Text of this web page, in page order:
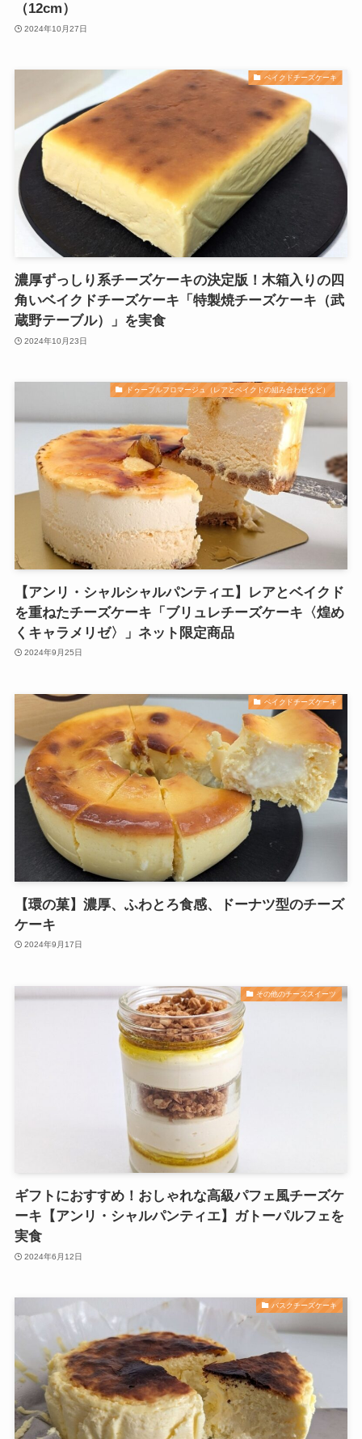
（12cm）
2024年10月27日
ベイクドチーズケーキ
濃厚ずっしり系チーズケーキの決定版！木箱入りの四
角いベイクドチーズケーキ「特製焼チーズケーキ（武
蔵野テーブル）」を実食
2024年10月23日
ドゥーブルフロマージュ（レアとベイクドの組み合わせなど）
【アンリ・シャルシャルパンティエ】レアとベイクド
を重ねたチーズケーキ「ブリュレチーズケーキ〈煌め
くキャラメリゼ〉」ネット限定商品
2024年9月25日
ベイクドチーズケーキ
【環の菓】濃厚、ふわとろ食感、ドーナツ型のチーズ
ケーキ
2024年9月17日
その他のチーズスイーツ
ギフトにおすすめ！おしゃれな高級パフェ風チーズケ
ーキ【アンリ・シャルパンティエ】ガトーパルフェを
実食
2024年6月12日
バスクチーズケーキ